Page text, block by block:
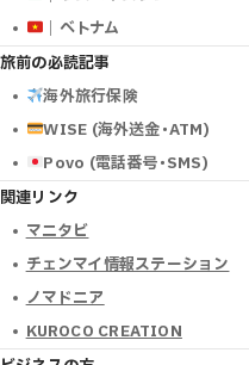
｜ベトナム
旅前の必読記事
海外旅行保険
WISE (海外送金･ATM)
Povo (電話番号･SMS)
関連リンク
マニタビ
チェンマイ情報ステーション
ノマドニア
KUROCO CREATION